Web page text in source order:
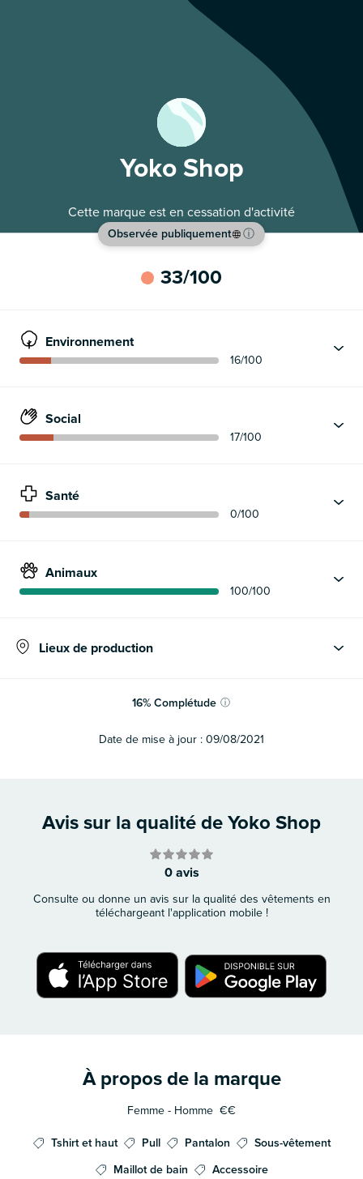
Yoko Shop
Cette marque est en cessation d'activité
Observée publiquement ⓘ
33/100
Environnement
16/100
Social
17/100
Santé
0/100
Animaux
100/100
Lieux de production
16% Complétude ⓘ
Date de mise à jour : 09/08/2021
Avis sur la qualité de Yoko Shop
0 avis
Consulte ou donne un avis sur la qualité des vêtements en
téléchargeant l'application mobile !
À propos de la marque
Femme - Homme €€
Tshirt et haut Pull Pantalon
Sous-vêtement
Maillot de bain
Accessoire